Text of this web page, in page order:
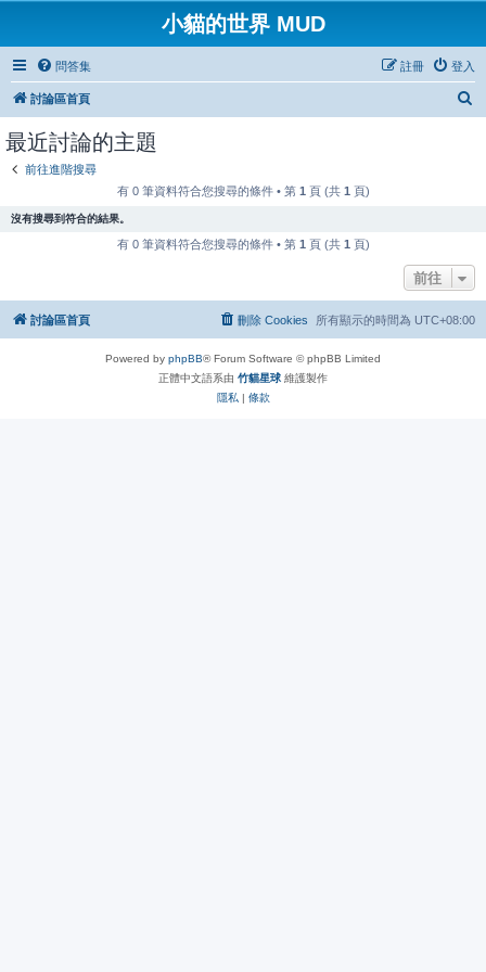
小貓的世界 MUD
問答集 登入
註冊
討論區首頁
最近討論的主題
前往進階搜尋
有 0 筆資料符合您搜尋的條件 • 第 1 頁 (共 1 頁)
沒有搜尋到符合的結果。
有 0 筆資料符合您搜尋的條件 • 第 1 頁 (共 1 頁)
前往
討論區首頁 所有顯示的時間為 UTC+08:00
刪除 Cookies
Powered by phpBB® Forum Software © phpBB Limited
正體中文語系由 竹貓星球 維護製作
隱私 | 條款